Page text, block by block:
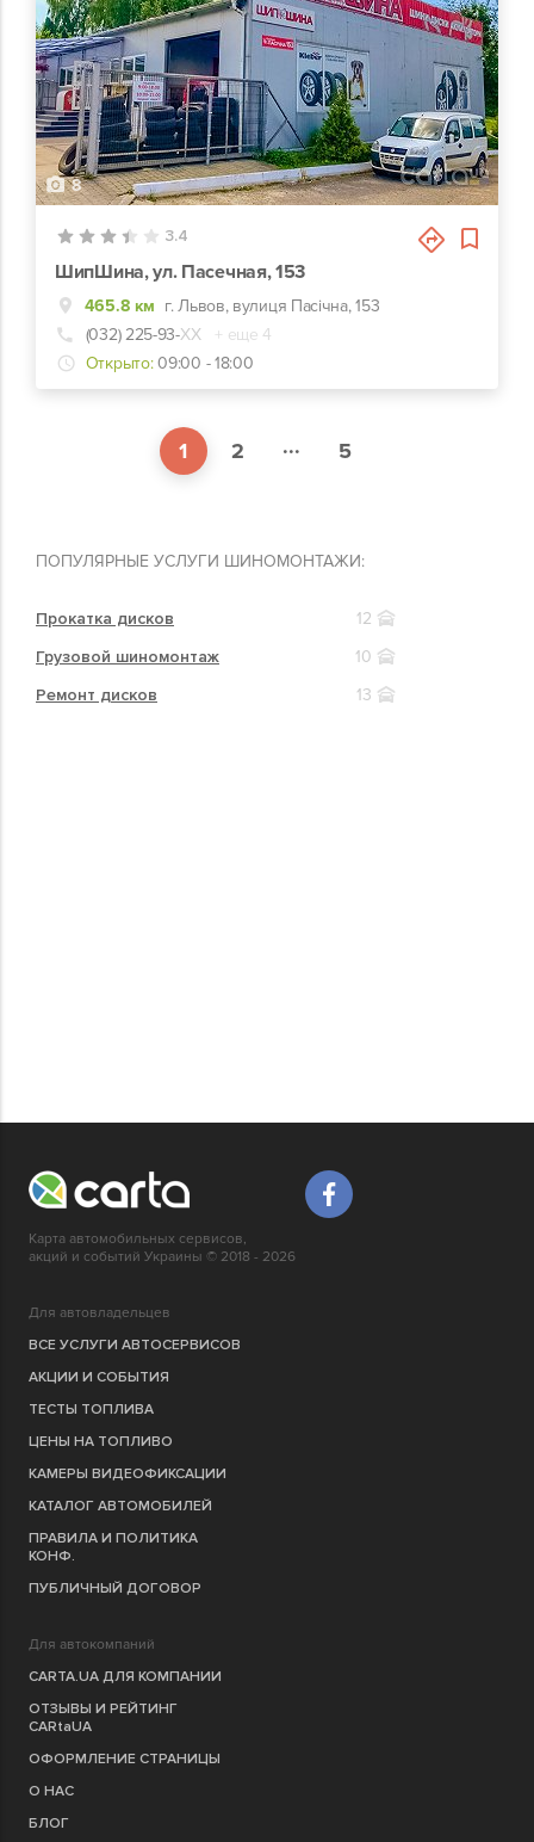
8
3.4
ШипШина, ул. Пасечная, 153
465.8 км г. Львов, вулиця Пасічна, 153
(032) 225-93-ХХ
+ еще 4
Открыто: 09:00 - 18:00
1 2 ... 5
ПОПУЛЯРНЫЕ УСЛУГИ ШИНОМОНТАЖИ:
Прокатка дисков
12
Грузовой шиномонтаж
10
Ремонт дисков
13
Карта автомобильных сервисов,
акций и событий Украины © 2018 - 2026
Для автовладельцев
ВСЕ УСЛУГИ АВТОСЕРВИСОВ
АКЦИИ И СОБЫТИЯ
ТЕСТЫ ТОПЛИВА
ЦЕНЫ НА ТОПЛИВО
КАМЕРЫ ВИДЕОФИКСАЦИИ
КАТАЛОГ АВТОМОБИЛЕЙ
ПРАВИЛА И ПОЛИТИКА
КОНФ.
ПУБЛИЧНЫЙ ДОГОВОР
Для автокомпаний
CARTA.UA ДЛЯ КОМПАНИИ
ОТЗЫВЫ И РЕЙТИНГ
CARtaUA
ОФОРМЛЕНИЕ СТРАНИЦЫ
О НАС
БЛОГ